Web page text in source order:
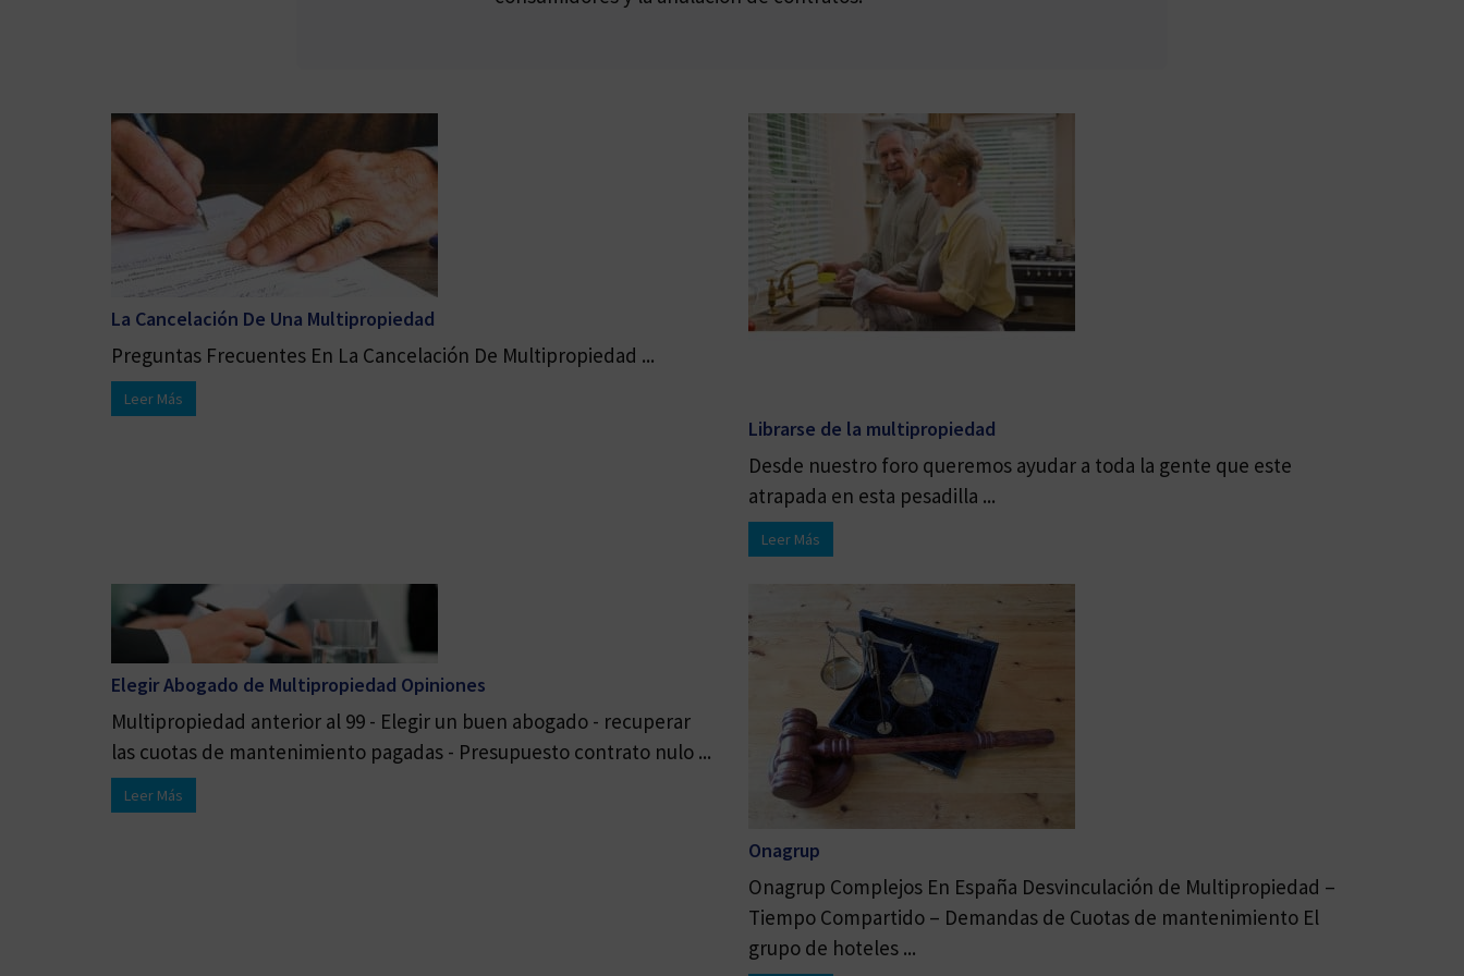
La Cancelación De Una Multipropiedad
Preguntas Frecuentes En La Cancelación De Multipropiedad ...
Leer Más
Librarse de la multipropiedad
Desde nuestro foro queremos ayudar a toda la gente que este
atrapada en esta pesadilla ...
Leer Más
Elegir Abogado de Multipropiedad Opiniones
Multipropiedad anterior al 99 - Elegir un buen abogado - recuperar
las cuotas de mantenimiento pagadas - Presupuesto contrato nulo ...
Leer Más
Onagrup
Onagrup Complejos En España Desvinculación de Multipropiedad –
Tiempo Compartido – Demandas de Cuotas de mantenimiento El
grupo de hoteles ...